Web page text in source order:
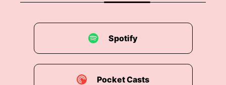
Spotify
Pocket Casts